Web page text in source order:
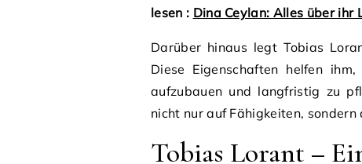
lesen : Dina Ceylan: Alles über ihr
Darüber hinaus legt Tobias
Diese Eigenschaften helfen
aufzubauen und langfristig zu
nicht nur auf Fähigkeiten,
Tobias Lorant –